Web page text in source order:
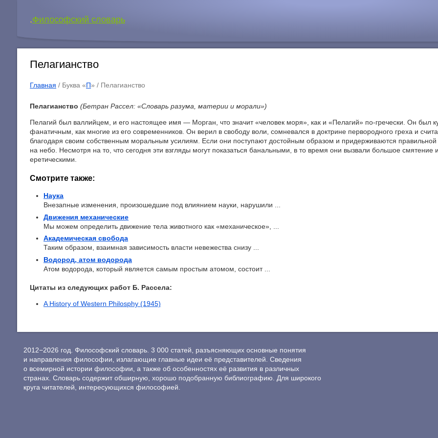
.Философский словарь
Пелагианство
Главная / Буква «П» / Пелагианство
Пелагианство (Бетран Рассел: «Словарь разума, материи и морали»)
Пелагий был валлийцем, и его настоящее имя — Морган, что значит «человек моря», как и «Пелагий» по-гречески. Он был
фанатичным, как многие из его современников. Он верил в свободу воли, сомневался в доктрине первородного греха и
благодаря своим собственным моральным усилиям. Если они поступают достойным образом и придерживаются
на небо. Несмотря на то, что сегодня эти взгляды могут показаться банальными, в то время они вызвали большое
еретическими.
Смотрите также:
Наука
Внезапные изменения, произошедшие под влиянием науки, нарушили ...
Движения механические
Мы можем определить движение тела животного как «механическое», ...
Академическая свобода
Таким образом, взаимная зависимость власти невежества снизу ...
Водород, атом водорода
Атом водорода, который является самым простым атомом, состоит ...
Цитаты из следующих работ Б. Рассела:
A History of Western Philosphy (1945)
2012−2026 год. Философский словарь. 3 000 статей, разъясняющих основные понятия
и направления философии, излагающие главные идеи её представителей. Сведения
о всемирной истории философии, а также об особенностях её развития в различных
странах. Словарь содержит обширную, хорошо подобранную библиографию. Для широкого
круга читателей, интересующихся философией.